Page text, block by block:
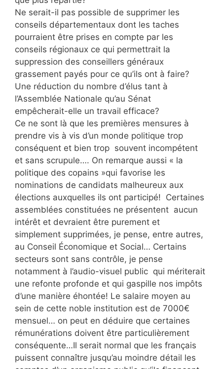
Ne serait-il pas possible de supprimer les
conseils départementaux dont les taches
pourraient être prises en compte par les
conseils régionaux ce qui permettrait la
suppression des conseillers généraux
grassement payés pour ce qu’ils ont à faire?
Une réduction du nombre d’élus tant à
l’Assemblée Nationale qu’au Sénat
empêcherait-elle un travail efficace?
Ce ne sont là que les premières mensures à
prendre vis à vis d’un monde politique trop
conséquent et bien trop souvent incompétent
et sans scrupule…. On remarque aussi « la
politique des copains »qui favorise les
nominations de candidats malheureux aux
élections auxquelles ils ont participé! Certaines
assemblées constituées ne présentent aucun
intérêt et devraient être purement et
simplement supprimées, je pense, entre autres,
au Conseil Économique et Social… Certains
secteurs sont sans contrôle, je pense
notamment à l’audio-visuel public qui mériterait
une refonte profonde et qui gaspille nos impôts
d’une manière éhontée! Le salaire moyen au
sein de cette noble institution est de 7000€
mensuel… on peut en déduire que certaines
rémunérations doivent être particulièrement
conséquente…Il serait normal que les français
puissent connaître jusqu’au moindre détail les